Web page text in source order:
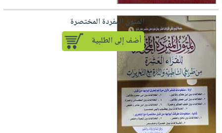
المتون المفردة المختصرة
أضف إلى الطلبية